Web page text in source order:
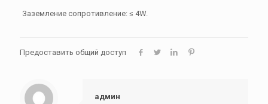
Заземление сопротивление: ≤ 4W.
Предоставить общий доступ
админ